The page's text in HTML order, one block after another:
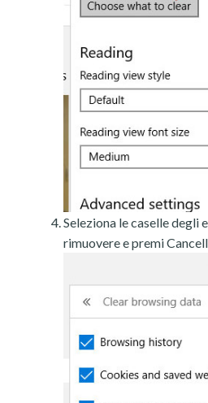
Seleziona le caselle degli
rimuovere e premi